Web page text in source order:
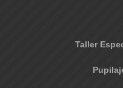
Taller